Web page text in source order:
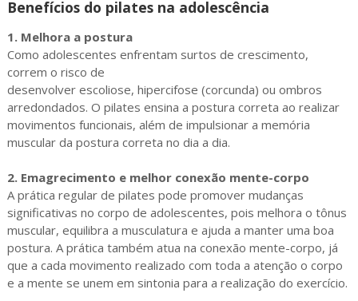
Benefícios do pilates na adolescência
1. Melhora a postura
Como adolescentes enfrentam surtos de crescimento,
correm o risco de
desenvolver escoliose, hipercifose (corcunda) ou ombros
arredondados. O pilates ensina a postura correta ao realizar
movimentos funcionais, além de impulsionar a memória
muscular da postura correta no dia a dia.
2. Emagrecimento e melhor conexão mente-corpo
A prática regular de pilates pode promover mudanças
significativas no corpo de adolescentes, pois melhora o tônus
muscular, equilibra a musculatura e ajuda a manter uma boa
postura. A prática também atua na conexão mente-corpo, já
que a cada movimento realizado com toda a atenção o corpo
e a mente se unem em sintonia para a realização do exercício.